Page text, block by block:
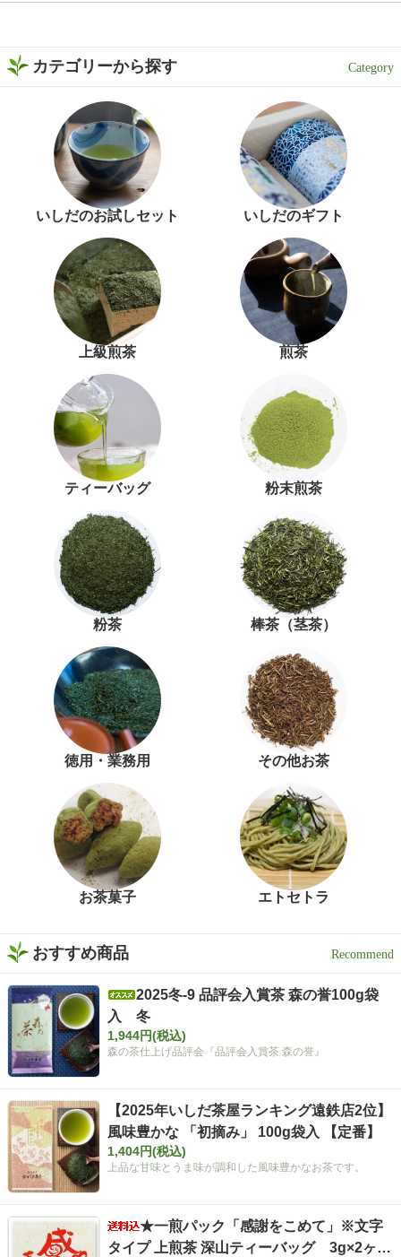
グ商品です🍵 特上の深蒸し
で作られた濃旨緑茶は、テ
どしっかりとした味わい😋
香ばしい香りとお茶ならで
はの甘みがふわっと広がっ
て、まるで茶葉から丁寧に
淹れたような本格的な美味
しさを楽しめました🍃 そし
て、ぜひ試してほしいのが
ィーバッグで作った緑茶を
お酒で割るだけという、と
ってもシンプルな楽しみ方
です❣️ 水出しでもお茶の旨
みと濃さがしっかり感じら
れるから、お酒と合わせて
も緑茶の存在感が消えない
がバランスよく重なって、
すっきり飲みやすい一杯に
く、いつもの晩酌がちょっ
と特別な時間になりました
は、この味わいをぜひ一度
静岡割だけでなく、お湯出
しでも水出しも出来ますよ
茶、ほっとしたい時間には
温かい緑茶、夜は静岡割
と、その日の気分に合わせ
て楽しめます✨ しかもティ
で、飲み終わった後の茶殻
の後始末も手軽🗑️ 本格的な
お茶をもっと身近に楽しみ
たい時にも嬉しい存在です
の、新しい晩酌スタイル
「静岡割」 お酒好きさんも
おうち時間に試してみてく
ださい✨ インスタグラム @i
shidachaya 商品サイト http
s://www.ishida-chaya.com/k
okuuma/ #PR#いしだ茶屋 #
タイアップ#静岡割#濃旨緑
茶ティーバッグ
いしだ茶屋 #タイアップ #
日のお茶
カテゴリーから探す
いしだのお試しセット いしだのギフト
上級煎茶 煎茶
ティーバッグ 粉末煎茶
粉茶 棒茶（茎茶）
徳用・業務用 その他お茶
お茶菓子 エトセトラ
おすすめ商品
2025冬-9 品評会入賞茶 森の誉100g袋
入 冬
1,944円(税込)
森の茶仕上げ品評会『品評会入賞茶 森の誉』
【2025年いしだ茶屋ランキング遠鉄店2位】
風味豊かな 「初摘み」 100g袋入 【定番】
1,404円(税込)
上品な甘味とうま味が調和した風味豊かなお茶です。
★一煎パック「感謝をこめて」※文字
タイプ 上煎茶 深山ティーバッグ 3g×2ヶ